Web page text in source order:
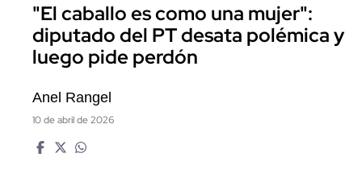
"El caballo es como una mujer":
diputado del PT desata polémica y
luego pide perdón
Anel Rangel
10 de abril de 2026